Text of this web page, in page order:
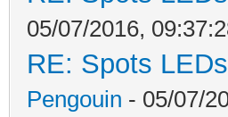
05/07/2016,
RE: Spots
Pengouin - 05/07/